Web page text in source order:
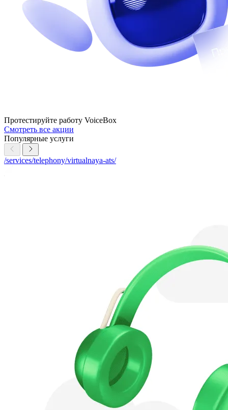
Протестируйте работу VoiceBox
Смотреть все акции
Популярные услуги
/services/telephony/virtualnaya-ats/